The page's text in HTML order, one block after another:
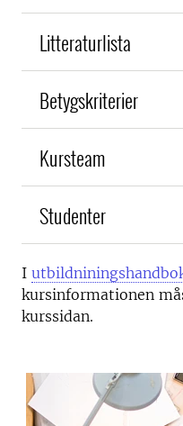
Litteraturlista
Betygskriterier
Kursteam
Studenter
I
kursinformationen
kurssidan.